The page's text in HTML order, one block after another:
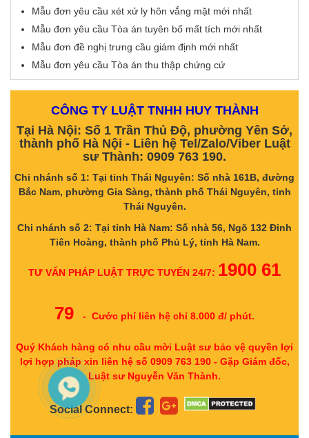
Mẫu đơn yêu cầu xét xử ly hôn vắng mặt mới nhất
Mẫu đơn yêu cầu Tòa án tuyên bố mất tích mới nhất
Mẫu đơn đề nghị trưng cầu giám định mới nhất
Mẫu đơn yêu cầu Tòa án thu thập chứng cứ
CÔNG TY LUẬT TNHH HUY THÀNH
Tại Hà Nội: Số 1 Trần Thủ Độ, phường Yên Sở,
thành phố Hà Nội - Liên hệ Tel/Zalo/Viber Luật
sư Thành: 0909 763 190.
Chi nhánh số 1: Tại tỉnh Thái Nguyên: Số nhà 161B, đường
Bắc Nam, phường Gia Sàng, thành phố Thái Nguyên, tỉnh
Thái Nguyên.
Chi nhánh số 2: Tại tỉnh Hà Nam: Số nhà 56, Ngõ 132 Đinh
Tiên Hoàng, thành phố Phủ Lý, tỉnh Hà Nam.
TƯ VẤN PHÁP LUẬT TRỰC TUYẾN 24/7: 1900 61
79 - Cước phí liên hệ chỉ 8.000 đ/ phút.
Quý Khách hàng có nhu cầu mời Luật sư bảo vệ quyền lợi
lợi hợp pháp xin liên hệ số 0909 763 190 - Gặp Giám đốc,
Luật sư Nguyễn Văn Thành.
Social Connect: